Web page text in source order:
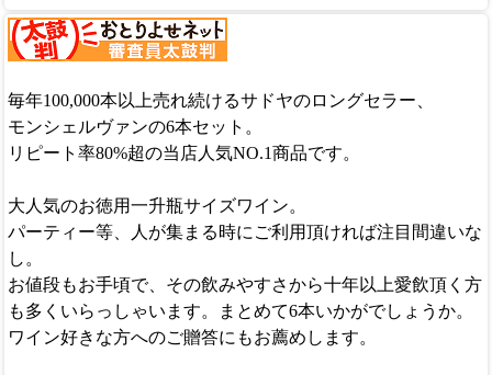
毎年100,000本以上売れ続けるサドヤのロングセラー、
モンシェルヴァンの6本セット。
リピート率80%超の当店人気NO.1商品です。
大人気のお徳用一升瓶サイズワイン。
パーティー等、人が集まる時にご利用頂ければ注目間違いな
し。
お値段もお手頃で、その飲みやすさから十年以上愛飲頂く方
も多くいらっしゃいます。まとめて6本いかがでしょうか。
ワイン好きな方へのご贈答にもお薦めします。